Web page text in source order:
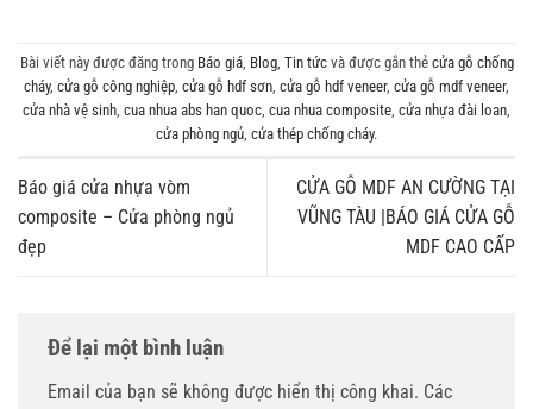
Bài viết này được đăng trong Báo giá, Blog, Tin tứcvà được gắn thẻ cửa gỗ chống
cháy, cửa gỗ công nghiệp, cửa gỗ hdf sơn, cửa gỗ hdf veneer, cửa gỗ mdf veneer,
cửa nhà vệ sinh, cua nhua abs han quoc, cua nhua composite, cửa nhựa đài loan,
cửa phòng ngủ, cửa thép chống cháy.
Báo giá cửa nhựa vòm
composite – Cửa phòng ngủ
đẹp
CỬA GỖ MDF AN CƯỜNG TẠI
VŨNG TÀU |BÁO GIÁ CỬA GỖ
MDF CAO CẤP
Để lại một bình luận
Email của bạn sẽ không được hiển thị công khai. Các